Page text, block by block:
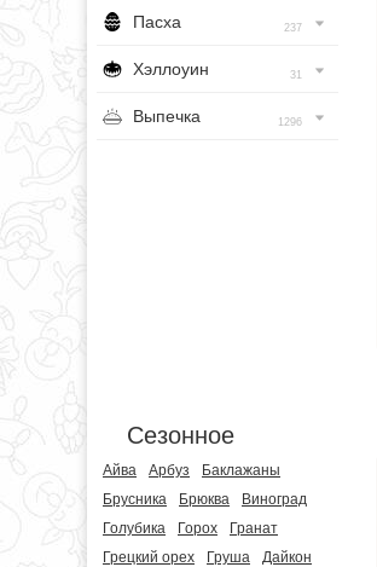
Пасха 237
Хэллоуин 31
Выпечка 1296
Сезонное
Айва Арбуз
Баклажаны
Брусника
Брюква
Виноград
Голубика
Горох
Гранат
Грецкий орех
Груша
Дайкон